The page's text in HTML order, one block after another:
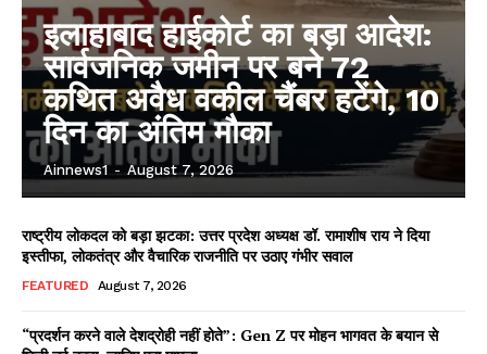
इलाहाबाद हाईकोर्ट का बड़ा आदेश:
सार्वजनिक जमीन पर बने 72
कथित अवैध वकील चैंबर हटेंगे, 10
दिन का अंतिम मौका
Ainnews1 - August 7, 2026
राष्ट्रीय लोकदल को बड़ा झटका: उत्तर प्रदेश अध्यक्ष डॉ. रामाशीष राय ने दिया
इस्तीफा, लोकतंत्र और वैचारिक राजनीति पर उठाए गंभीर सवाल
FEATURED August 7, 2026
“प्रदर्शन करने वाले देशद्रोही नहीं होते”: Gen Z पर मोहन भागवत के बयान से